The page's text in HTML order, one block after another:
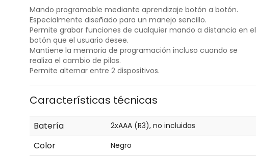
Mando programable mediante aprendizaje botón a botón.
Especialmente diseñado para un manejo sencillo.
Permite grabar funciones de cualquier mando a distancia en el
botón que el usuario desee.
Mantiene la memoria de programación incluso cuando se
realiza el cambio de pilas.
Permite alternar entre 2 dispositivos.
Características técnicas
Batería 2xAAA (R3), no incluidas
Color Negro